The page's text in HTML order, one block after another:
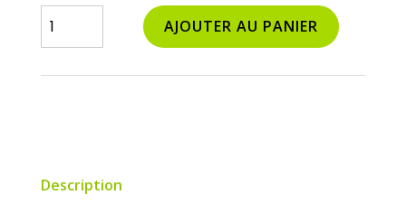
quantité
AJOUTER AU PANIER
Description